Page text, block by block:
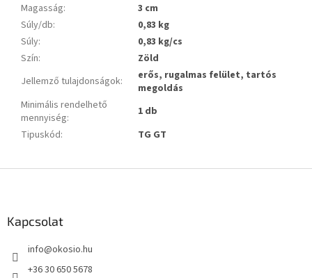
Magasság:
3 cm
Súly/db:
0,83 kg
Súly:
0,83 kg/cs
Szín:
Zöld
Jellemző tulajdonságok:
erős, rugalmas felület, tartós
megoldás
Minimális rendelhető
mennyiség:
1 db
Tipuskód: TG GT
Kapcsolat
info@okosio.hu
+36 30 650 5678